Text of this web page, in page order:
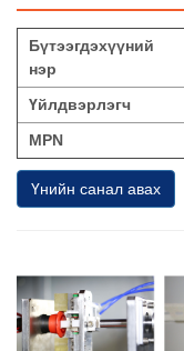
Бүтээгдэхүүний
нэр
Үйлдвэрлэгч
MPN
Үнийн санал авах